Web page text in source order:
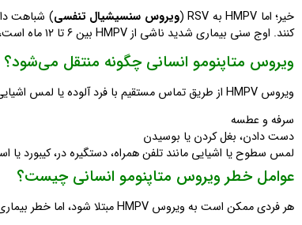
خیر؛ اما HMPV به RSV ( ویروس سنسیشیال تنفسی) شباهت
کنند. اوج سنی بیماری شدید ناشی از HMPV بین ۶ تا ۱۲ ماه است، در حالی که RSV بیشتر در نوزادان زیر ۶ ماه باعث بیماری شدید می‌شود.
ویروس متاپنومو انسانی چگونه منتقل می‌شود؟
ویروس HMPV از طریق تماس مستقیم با فرد آلوده یا لمس اشیایی که به ویروس آلوده شده‌اند، منتقل می‌شود. به عنوان مثال:
سرفه و عطسه
دست دادن، بغل کردن یا بوسیدن
لمس سطوح یا اشیایی مانند تلفن همراه، دستگیره در، کیبورد یا
عوامل خطر ویروس متاپنومو انسانی چیست؟
هر فردی ممکن است به ویروس HMPV مبتلا شود، اما خطر بیماری شدید در موارد زیر بیشتر است: